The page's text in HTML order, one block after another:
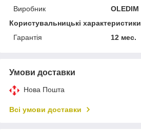
Виробник
OLEDIM
Користувальницькі характеристики
Гарантія
12 мес.
Умови доставки
Нова Пошта
Всі умови доставки